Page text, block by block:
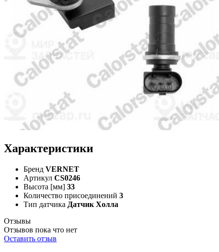
Характеристики
Бренд VERNET
Артикул CS0246
Высота [мм] 33
Количество присоединений 3
Тип датчика Датчик Холла
Отзывы
Отзывов пока что нет
Оставить отзыв